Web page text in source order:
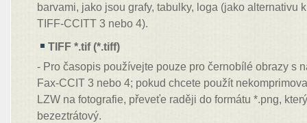
barvami, jako jsou grafy, tabulky, loga (jako alternativu
TIFF-CCITT 3 nebo 4).
TIFF *.tif (*.tiff)
- Pro časopis používejte pouze pro černobílé obrazy s
Fax-CCIT 3 nebo 4; pokud chcete použít
LZW na fotografie, převeťe raději do formátu *.png,
bezeztrátový.